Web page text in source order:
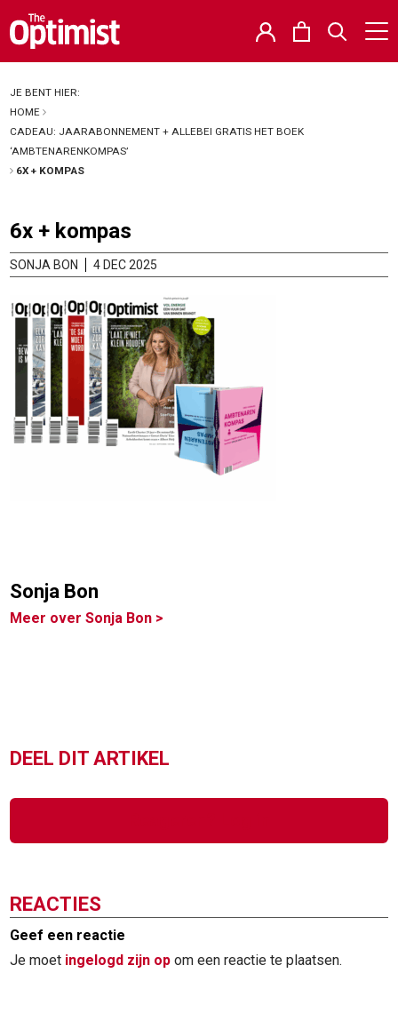
JE BENT HIER:
HOME
CADEAU: JAARABONNEMENT + ALLEBEI GRATIS HET BOEK
‘AMBTENARENKOMPAS’
6X + KOMPAS
6x + kompas
SONJA BON 4 DEC 2025
Sonja Bon
Meer over Sonja Bon >
DEEL DIT ARTIKEL
REACTIES
Geef een reactie
Je moet ingelogd zijn op om een reactie te plaatsen.